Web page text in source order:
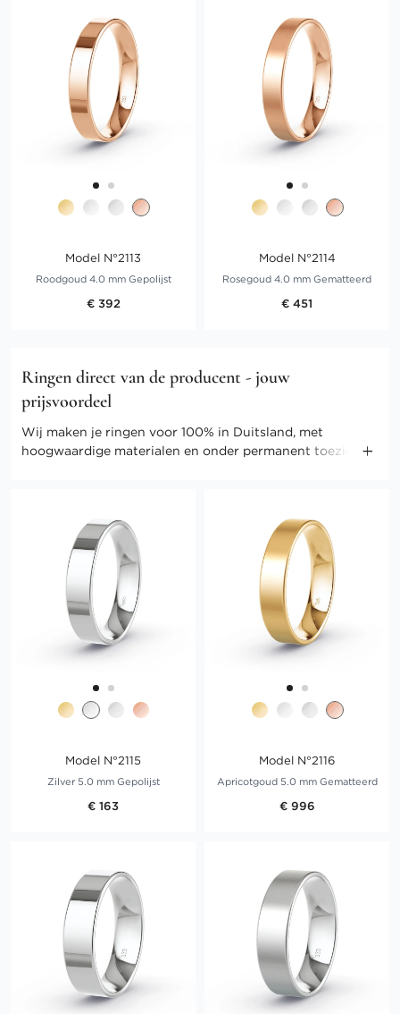
Model N°2113
Roodgoud 4.0 mm Gepolijst
€ 392
Model N°2114
Rosegoud 4.0 mm Gematteerd
€ 451
Ringen direct van de producent - jouw
prijsvoordeel
Wij maken je ringen voor 100% in Duitsland, met
hoogwaardige materialen en onder permanent toezicht
Model N°2115
Zilver 5.0 mm Gepolijst
€ 163
Model N°2116
Apricotgoud 5.0 mm Gematteerd
€ 996